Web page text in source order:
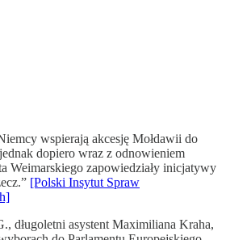
wspierają akcesję Mołdawii do
dopiero wraz z odnowieniem
Weimarskiego zapowiedziały inicjatywy
[Polski Insytut Spraw
długoletni asystent Maximiliana Kraha,